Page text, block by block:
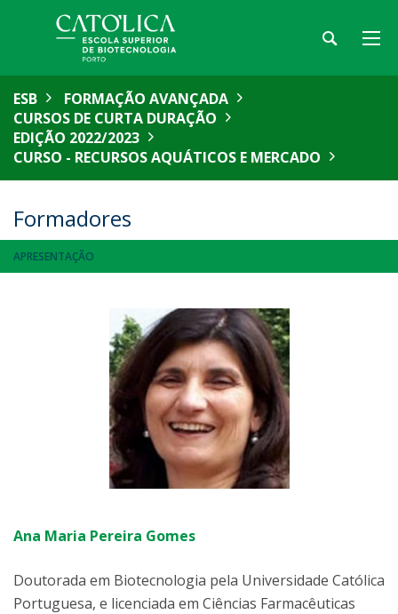
ESB
FORMAÇÃO AVANÇADA
CURSOS DE CURTA DURAÇÃO
EDIÇÃO 2022/2023
CURSO - RECURSOS AQUÁTICOS E MERCADO
Formadores
APRESENTAÇÃO
Ana Maria Pereira Gomes
Doutorada em Biotecnologia pela Universidade Católica
Portuguesa, e licenciada em Ciências Farmacêuticas